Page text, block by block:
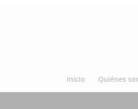
Inicio Quiénes